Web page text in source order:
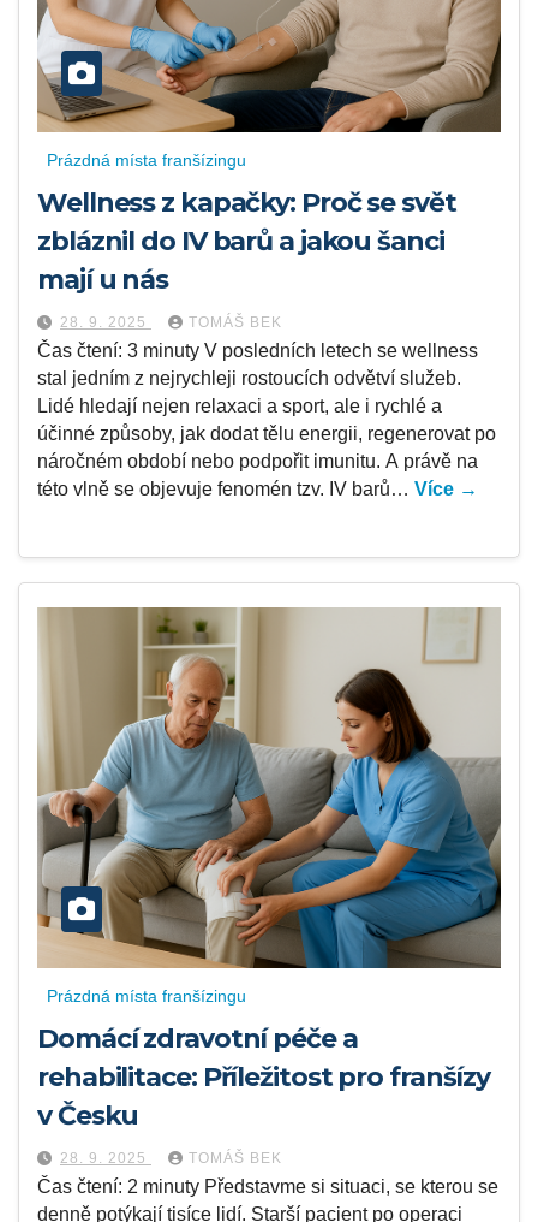
Prázdná místa franšízingu
Wellness z kapačky: Proč se svět
zbláznil do IV barů a jakou šanci
mají u nás
28. 9. 2025 TOMÁŠ BEK
Čas čtení: 3 minuty V posledních letech se wellness
stal jedním z nejrychleji rostoucích odvětví služeb.
Lidé hledají nejen relaxaci a sport, ale i rychlé a
účinné způsoby, jak dodat tělu energii, regenerovat po
náročném období nebo podpořit imunitu. A právě na
této vlně se objevuje fenomén tzv. IV barů… Více →
Prázdná místa franšízingu
Domácí zdravotní péče a
rehabilitace: Příležitost pro franšízy
v Česku
28. 9. 2025 TOMÁŠ BEK
Čas čtení: 2 minuty Představme si situaci, se kterou se
denně potýkají tisíce lidí. Starší pacient po operaci